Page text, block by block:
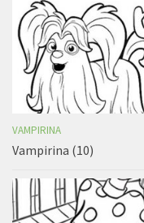
VAMPIRINA
Vampirina (10)